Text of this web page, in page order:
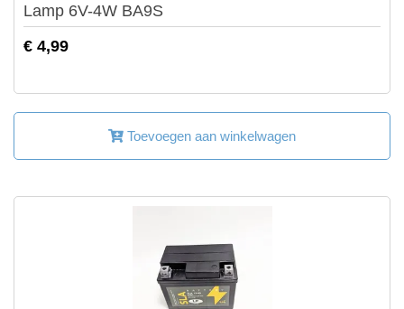
Lamp 6V-4W BA9S
€ 4,99
Toevoegen aan winkelwagen